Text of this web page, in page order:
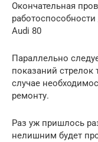
Окончательная
Audi 80
Параллельно
показаний стрелок
случае
ремонту.
Раз уж пришлось
нелишним будет